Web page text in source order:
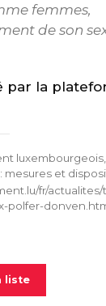
femmes,
de son
la
et
fr/actualites/
polfer-
liste